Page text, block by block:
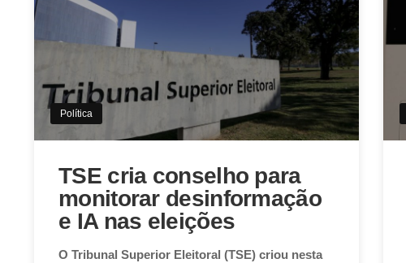
Política
TSE cria conselho para
monitorar desinformação
e IA nas eleições
O Tribunal Superior Eleitoral (TSE) criou nesta